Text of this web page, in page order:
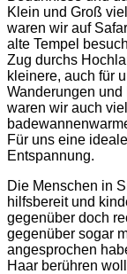
Klein und Groß
waren wir auf
alte Tempel
Zug durchs
kleinere, auch für
Wanderungen
waren wir auch
Für uns eine
Entspannung.
Die Menschen in
hilfsbereit und
gegenüber doch
gegenüber sogar
angesprochen
Haar berühren